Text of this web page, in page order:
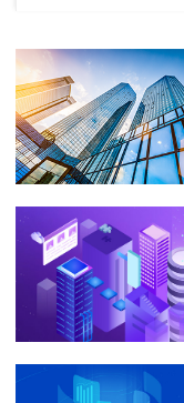
多家211/
毕业证书
国家承认